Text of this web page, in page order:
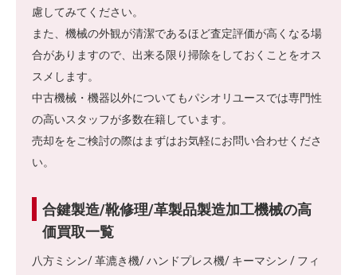
慮してみてください。
また、機械の外観が清潔であるほど査定評価が高くなる場
合がありますので、出来る限り掃除をしておくことをオス
スメします。
中古機械・機器以外についてもパシオリユースでは専門性
の高いスタッフが多数在籍しています。
売却ををご検討の際はまずはお気軽にお問い合わせくださ
い。
合鍵製造/靴修理/革製品製造加工機械の高
価買取一覧
八方ミシン/ 革漉き機/ ハンドプレス機/ キーマシン / フィ